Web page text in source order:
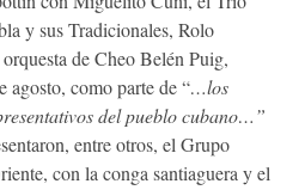
y sus Tradicionales, Rolo
de Cheo Belén Puig,
como parte de “…los
del pueblo cubano…”
entre otros, el Grupo
con la conga santiaguera y el